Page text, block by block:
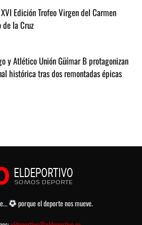
Edición Trofeo Virgen del Carmen
de la Cruz
y Atlético Unión Güímar B protagonizan
histórica tras dos remontadas épicas
porque el deporte nos mueve.